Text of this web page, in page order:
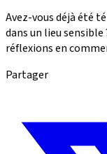
Avez-vous déjà été
dans un lieu
réflexions en
Partager